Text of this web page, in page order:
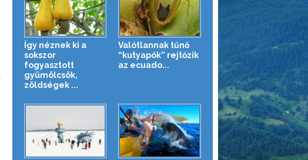
Így néznek ki a
sokszor
fogyasztott
gyümölcsök,
zöldségek ...
Valótlannak tűnő
“kutyapók” rejtőzik
az ecuado...